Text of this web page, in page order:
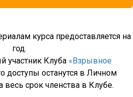
курса предоставляется на
год.
участник Клуба «Взрывное
доступы останутся в Личном
весь срок членства в Клубе.